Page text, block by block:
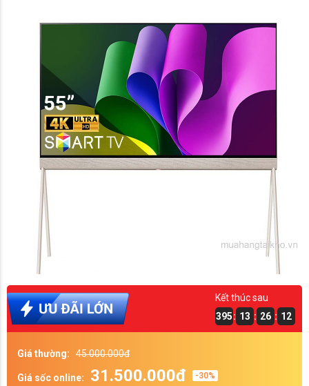
Kết thúc sau
395: 13 : 26 : 12
Giá thường: 45.000.000đ
Giá sốc online: 31.500.000đ -30%